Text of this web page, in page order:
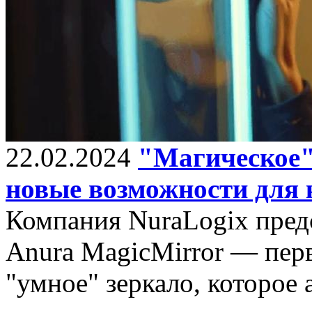
22.02.2024
новые возможности для
Компания NuraLogix
Anura MagicMirror —
"умное" зеркало,